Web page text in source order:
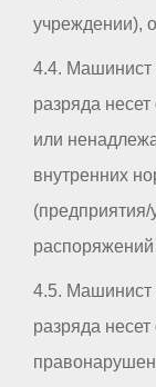
учреждении),
4.4. Машинист
разряда
или
внутренних
распоряжений
4.5. Машинист
разряда несет